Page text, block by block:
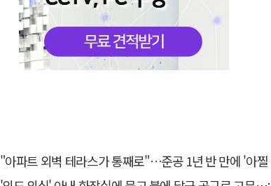
"아파트 외벽 테라스가 통째로"…준공 1년 반 만에 '아찔 사고'